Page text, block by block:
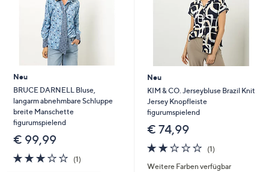
Neu
BRUCE DARNELL Bluse,
langarm abnehmbare Schluppe
breite Manschette
figurumspielend
€ 99,99
3.0
von
(1)
Neu
KIM & CO. Jerseybluse Brazil Knit
Jersey Knopfleiste
figurumspielend
€ 74,99
2.0
von
5
(1)
Weitere Farben verfügbar